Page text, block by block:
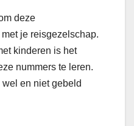
deze
je reisgezelschap.
kinderen is het
nummers te leren.
en niet gebeld